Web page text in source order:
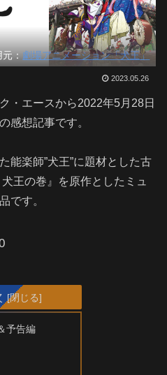
元：劇場アニメーション「犬王」
2023.05.26
・エースから2022年5月28日
感想記事です。
能楽師”犬王”に題材とした古
王の巻』を原作としたミュ
です。
予告編